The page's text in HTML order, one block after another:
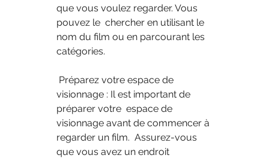
que vous voulez regarder. Vous
pouvez le  chercher en utilisant le
nom du film ou en parcourant les
catégories.
visionnage : Il est important de
préparer votre  espace de
visionnage avant de commencer à
regarder un film.  Assurez-vous
que vous avez un endroit